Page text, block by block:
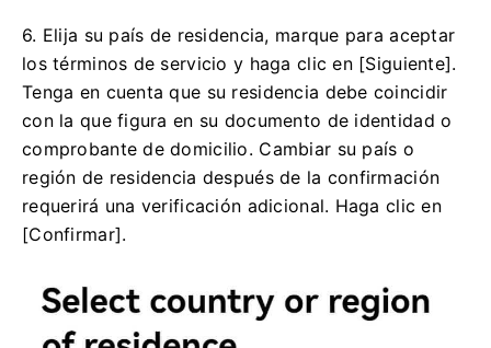
6. Elija su país de residencia, marque para aceptar
los términos de servicio y haga clic en [Siguiente].
Tenga en cuenta que su residencia debe coincidir
con la que figura en su documento de identidad o
comprobante de domicilio. Cambiar su país o
región de residencia después de la confirmación
requerirá una verificación adicional. Haga clic en
[Confirmar].